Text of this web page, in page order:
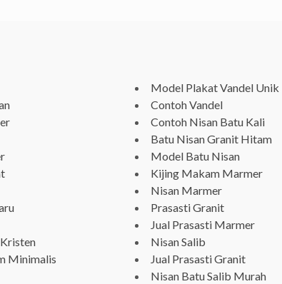
Minimalis
Model Plakat Vandel Unik
Contoh Vandel
Contoh Nisan Batu Kali
Batu Nisan Granit Hitam
Model Batu Nisan
Kijing Makam Marmer
Nisan Marmer
Prasasti Granit
Jual Prasasti Marmer
Nisan Salib
Jual Prasasti Granit
Nisan Batu Salib Murah